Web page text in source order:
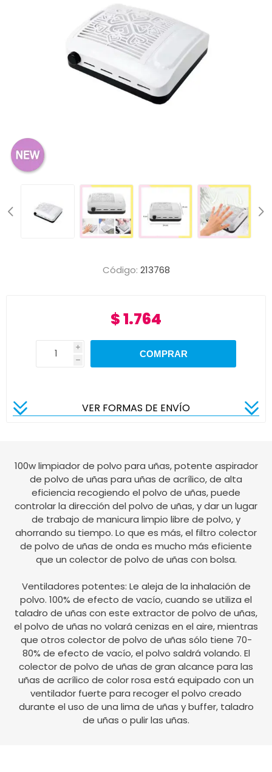
Código: 213768
$ 1.764
i
h
VER FORMAS DE ENVÍO
100w limpiador de polvo para uñas, potente aspirador
de polvo de uñas para uñas de acrílico, de alta
eficiencia recogiendo el polvo de uñas, puede
controlar la dirección del polvo de uñas, y dar un lugar
de trabajo de manicura limpio libre de polvo, y
ahorrando su tiempo. Lo que es más, el filtro colector
de polvo de uñas de onda es mucho más eficiente
que un colector de polvo de uñas con bolsa.
Ventiladores potentes: Le aleja de la inhalación de
polvo. 100% de efecto de vacío, cuando se utiliza el
taladro de uñas con este extractor de polvo de uñas,
el polvo de uñas no volará cenizas en el aire, mientras
que otros colector de polvo de uñas sólo tiene 70-
80% de efecto de vacío, el polvo saldrá volando. El
colector de polvo de uñas de gran alcance para las
uñas de acrílico de color rosa está equipado con un
ventilador fuerte para recoger el polvo creado
durante el uso de una lima de uñas y buffer, taladro
de uñas o pulir las uñas.